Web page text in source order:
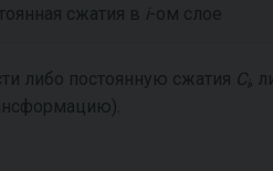
сжатия в i-ом слое
либо постоянную сжатия Ci,